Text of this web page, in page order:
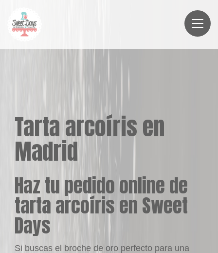
Tarta arcoíris en
Madrid
Haz tu pedido online de
tarta arcoíris en Sweet
Days
Si buscas el broche de oro perfecto para una